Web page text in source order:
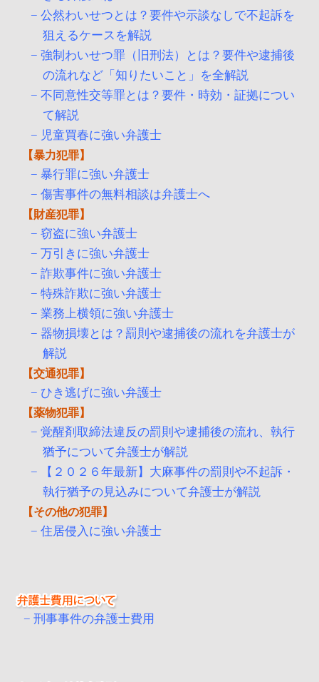
公然わいせつとは？要件や示談なしで不起訴を
狙えるケースを解説
強制わいせつ罪（旧刑法）とは？要件や逮捕後
の流れなど「知りたいこと」を全解説
不同意性交等罪とは？要件・時効・証拠につい
て解説
児童買春に強い弁護士
暴力犯罪
暴行罪に強い弁護士
傷害事件の無料相談は弁護士へ
財産犯罪
窃盗に強い弁護士
万引きに強い弁護士
詐欺事件に強い弁護士
特殊詐欺に強い弁護士
業務上横領に強い弁護士
器物損壊とは？罰則や逮捕後の流れを弁護士が
解説
交通犯罪
ひき逃げに強い弁護士
薬物犯罪
覚醒剤取締法違反の罰則や逮捕後の流れ、執行
猶予について弁護士が解説
【２０２６年最新】大麻事件の罰則や不起訴・
執行猶予の見込みについて弁護士が解説
その他の犯罪
住居侵入に強い弁護士
刑事事件の弁護士費用